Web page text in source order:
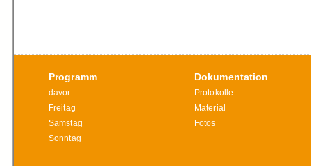
Programm
davor
Freitag
Samstag
Sonntag
Dokumentation
Protokolle
Material
Fotos